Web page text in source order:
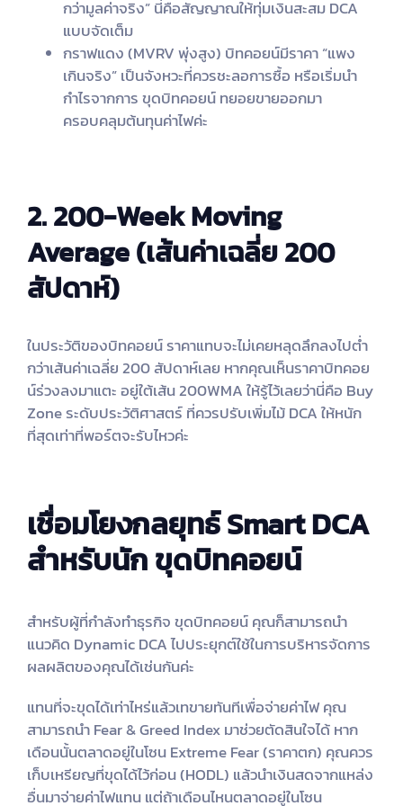
กว่ามูลค่าจริง” นี่คือสัญญาณให้ทุ่มเงินสะสม DCA
แบบจัดเต็ม
กราฟแดง (MVRV พุ่งสูง) บิทคอยน์มีราคา “แพง
เกินจริง” เป็นจังหวะที่ควรชะลอการซื้อ หรือเริ่มนำ
กำไรจากการ ขุดบิทคอยน์ ทยอยขายออกมา
ครอบคลุมต้นทุนค่าไฟค่ะ
2. 200-Week Moving
Average (เส้นค่าเฉลี่ย 200
สัปดาห์)
ในประวัติของบิทคอยน์ ราคาแทบจะไม่เคยหลุดลึกลงไปต่ำ
กว่าเส้นค่าเฉลี่ย 200 สัปดาห์เลย หากคุณเห็นราคาบิทคอย
น์ร่วงลงมาแตะ อยู่ใต้เส้น 200WMA ให้รู้ไว้เลยว่านี่คือ Buy
Zone ระดับประวัติศาสตร์ ที่ควรปรับเพิ่มไม้ DCA ให้หนัก
ที่สุดเท่าที่พอร์ตจะรับไหวค่ะ
เชื่อมโยงกลยุทธ์ Smart DCA
สำหรับนัก ขุดบิทคอยน์
สำหรับผู้ที่กำลังทำธุรกิจ ขุดบิทคอยน์ คุณก็สามารถนำ
แนวคิด Dynamic DCA ไปประยุกต์ใช้ในการบริหารจัดการ
ผลผลิตของคุณได้เช่นกันค่ะ
แทนที่จะขุดได้เท่าไหร่แล้วเทขายทันทีเพื่อจ่ายค่าไฟ คุณ
สามารถนำ Fear & Greed Index มาช่วยตัดสินใจได้ หาก
เดือนนั้นตลาดอยู่ในโซน Extreme Fear (ราคาตก) คุณควร
เก็บเหรียญที่ขุดได้ไว้ก่อน (HODL) แล้วนำเงินสดจากแหล่ง
อื่นมาจ่ายค่าไฟแทน แต่ถ้าเดือนไหนตลาดอยู่ในโซน